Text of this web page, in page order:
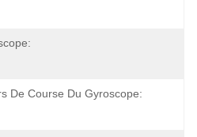
De Course Du Gyroscope: